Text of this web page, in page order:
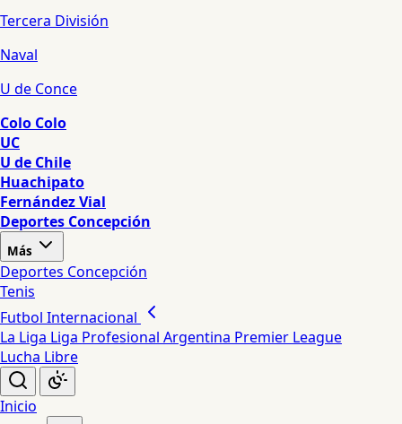
Tercera División
Naval
U de Conce
Colo Colo
UC
U de Chile
Huachipato
Fernández Vial
Deportes Concepción
Más
Deportes Concepción
Tenis
Futbol Internacional
La Liga Liga Profesional Argentina Premier League
Lucha Libre
Inicio